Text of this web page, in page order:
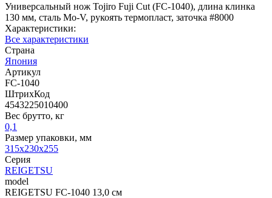
Универсальный нож Tojiro Fuji Cut (FC-1040), длина клинка
130 мм, сталь Mo-V, рукоять термопласт, заточка #8000
Характеристики:
Все характеристики
Страна
Япония
Артикул
FC-1040
ШтрихКод
4543225010400
Вес брутто, кг
0,1
Размер упаковки, мм
315x230x255
Серия
REIGETSU
model
REIGETSU FC-1040 13,0 см